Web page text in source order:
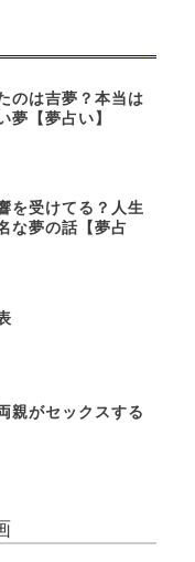
のは吉夢？本当は
夢【夢占い】
を受けてる？人生
な夢の話【夢占
親がセックスする